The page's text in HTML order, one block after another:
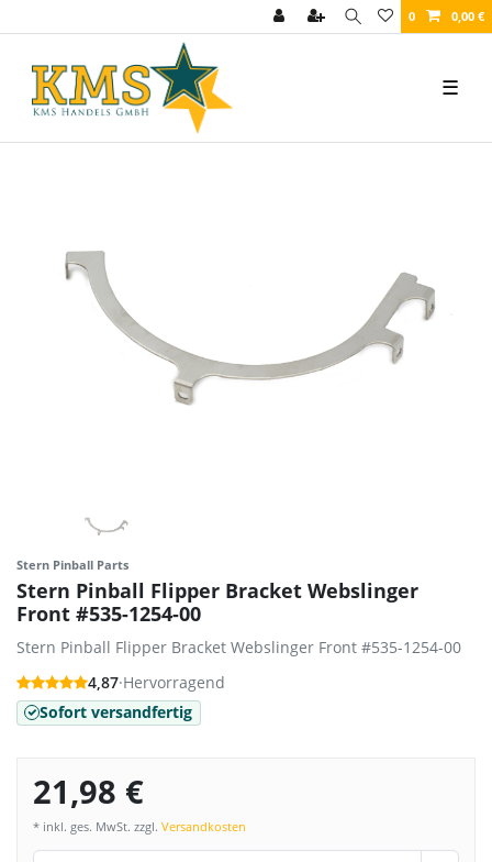
0 0,00 €
☰
Stern Pinball Parts
Stern Pinball Flipper Bracket Webslinger
Front #535-1254-00
Stern Pinball Flipper Bracket Webslinger Front #535-1254-00
4,87·Hervorragend
Sofort versandfertig
21,98 €
* inkl. ges. MwSt. zzgl. Versandkosten